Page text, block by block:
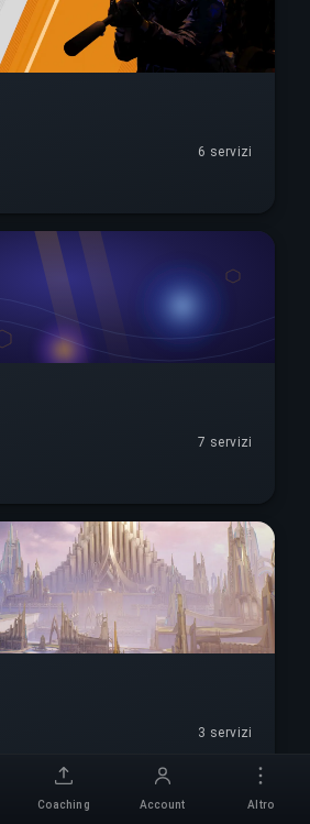
6 servizi
7 servizi
3 servizi
Coaching Account Altro